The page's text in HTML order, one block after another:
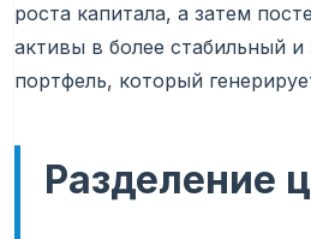
роста капитала, а затем
активы в более стабильный
портфель, который
Разделение